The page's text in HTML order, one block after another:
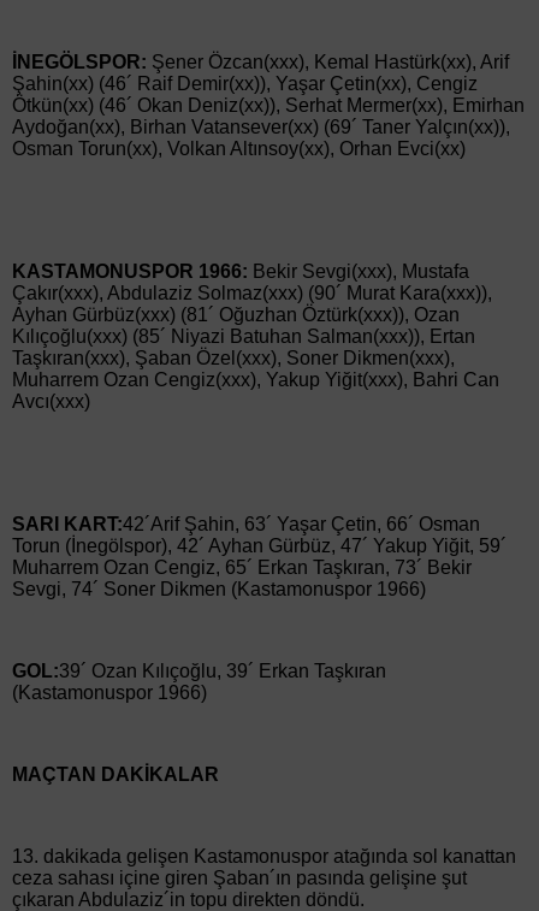
İNEGÖLSPOR: Şener Özcan(xxx), Kemal Hastürk(xx), Arif
Şahin(xx) (46´ Raif Demir(xx)), Yaşar Çetin(xx), Cengiz
Ötkün(xx) (46´ Okan Deniz(xx)), Serhat Mermer(xx), Emirhan
Aydoğan(xx), Birhan Vatansever(xx) (69´ Taner Yalçın(xx)),
Osman Torun(xx), Volkan Altınsoy(xx), Orhan Evci(xx)
KASTAMONUSPOR 1966: Bekir Sevgi(xxx), Mustafa
Çakır(xxx), Abdulaziz Solmaz(xxx) (90´ Murat Kara(xxx)),
Ayhan Gürbüz(xxx) (81´ Oğuzhan Öztürk(xxx)), Ozan
Kılıçoğlu(xxx) (85´ Niyazi Batuhan Salman(xxx)), Ertan
Taşkıran(xxx), Şaban Özel(xxx), Soner Dikmen(xxx),
Muharrem Ozan Cengiz(xxx), Yakup Yiğit(xxx), Bahri Can
Avcı(xxx)
SARI KART:42´Arif Şahin, 63´ Yaşar Çetin, 66´ Osman
Torun (İnegölspor), 42´ Ayhan Gürbüz, 47´ Yakup Yiğit, 59´
Muharrem Ozan Cengiz, 65´ Erkan Taşkıran, 73´ Bekir
Sevgi, 74´ Soner Dikmen (Kastamonuspor 1966)
GOL:39´ Ozan Kılıçoğlu, 39´ Erkan Taşkıran
(Kastamonuspor 1966)
MAÇTAN DAKİKALAR
13. dakikada gelişen Kastamonuspor atağında sol kanattan
ceza sahası içine giren Şaban´ın pasında gelişine şut
çıkaran Abdulaziz´in topu direkten döndü.